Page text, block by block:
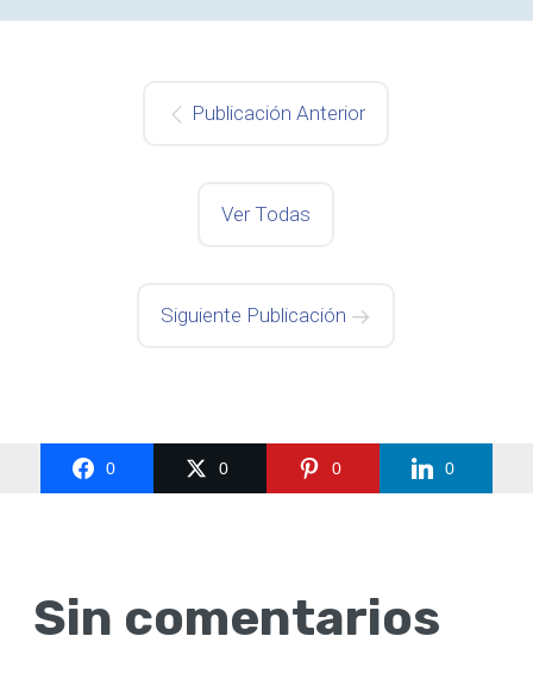
Publicación Anterior
Ver Todas
Siguiente Publicación
0 0 0 0
Sin comentarios